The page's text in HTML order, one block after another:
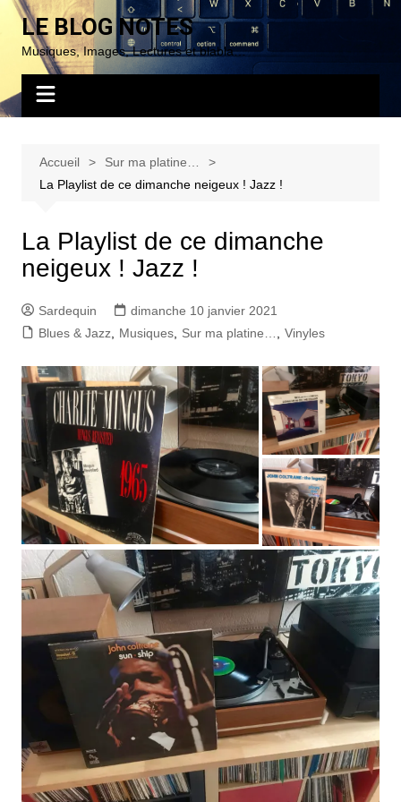
Aller
contenu
LE BLOG NOTES
Musiques, Images, Lectures et blabla…
Accueil
Sur ma platine…
La Playlist de ce dimanche neigeux ! Jazz !
La Playlist de ce dimanche
neigeux ! Jazz !
Sardequin
dimanche 10 janvier 2021
Blues & Jazz, Musiques, Sur ma platine… Vinyles